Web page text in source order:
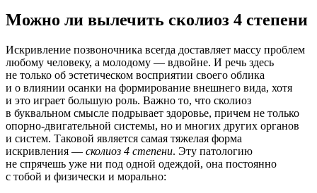
Можно ли вылечить сколиоз 4 степени
Искривление позвоночника всегда доставляет массу проблем
любому человеку, а молодому — вдвойне. И речь здесь
не только об эстетическом восприятии своего облика
и о влиянии осанки на формирование внешнего вида, хотя
и это играет большую роль. Важно то, что сколиоз
в буквальном смысле подрывает здоровье, причем не только
опорно-двигательной системы, но и многих других органов
и систем. Таковой является самая тяжелая форма
искривления — сколиоз 4 степени. Эту патологию
не спрячешь уже ни под одной одеждой, она постоянно
с тобой и физически и морально: